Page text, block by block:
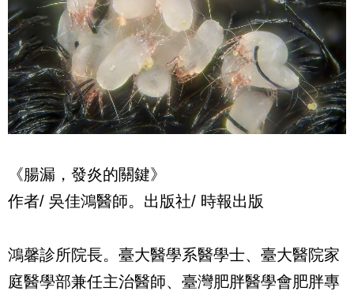
《腸漏，發炎的關鍵》
作者/ 吳佳鴻醫師。出版社/ 時報出版
鴻馨診所院長。臺大醫學系醫學士、臺大醫院家
庭醫學部兼任主治醫師、臺灣肥胖醫學會肥胖專